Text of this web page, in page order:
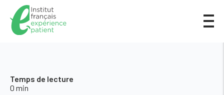
Temps de lecture
0 min